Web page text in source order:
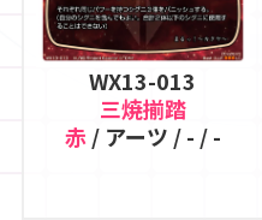
WX13-013
三焼揃踏
赤/ アーツ / - / -